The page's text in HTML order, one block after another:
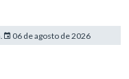
06 de agosto de 2026